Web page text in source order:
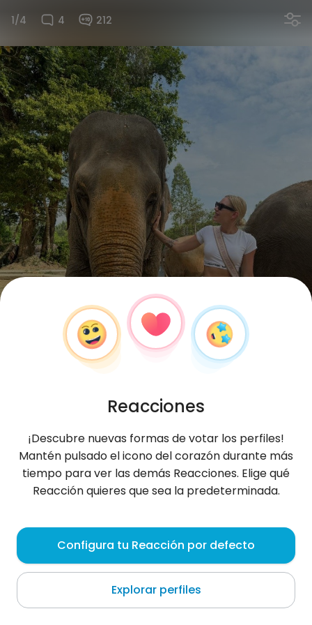
1/4 4 212
KatyAQWE , 30
Wrocław
Sobre mí
Reacciones
¡Descubre nuevas formas de votar los perfiles!
Mantén pulsado el icono del corazón durante más
tiempo para ver las demás Reacciones. Elige qué
Reacción quieres que sea la predeterminada.
Configura tu Reacción por defecto
Explorar perfiles